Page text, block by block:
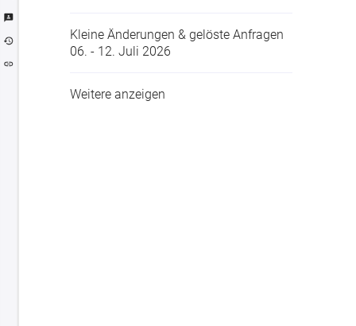
Kleine Änderungen & gelöste Anfragen
06. - 12. Juli 2026
Weitere anzeigen